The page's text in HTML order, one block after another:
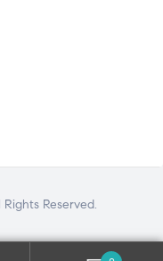
Reserved.